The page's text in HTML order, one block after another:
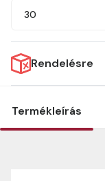
30
Rendelésre
Termékleírás